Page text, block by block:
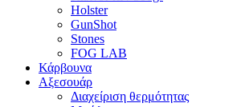
Holster
GunShot
Stones
FOG LAB
Κάρβουνα
Αξεσουάρ
Διαχείριση θερμότητας